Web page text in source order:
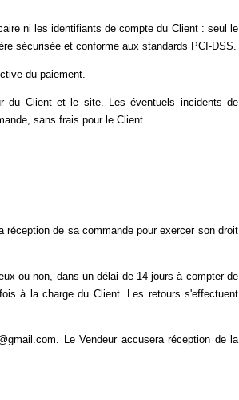
ni les identifiants de compte du Client : seul le
sécurisée et conforme aux standards PCI-DSS.
du paiement.
du Client et le site. Les éventuels incidents de
sans frais pour le Client.
de sa commande pour exercer son droit
ou non, dans un délai de 14 jours à compter de
à la charge du Client. Les retours s'effectuent
Le Vendeur accusera réception de la